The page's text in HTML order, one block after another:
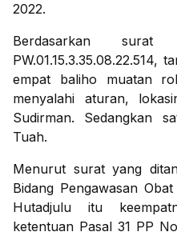
2022.
Berdasarkan
PW.01.15.3.35.08.22.514,
empat baliho muatan
menyalahi aturan,
Sudirman. Sedangkan
Tuah.
Menurut surat yang
Bidang Pengawasan
Hutadjulu itu
ketentuan Pasal 31 PP